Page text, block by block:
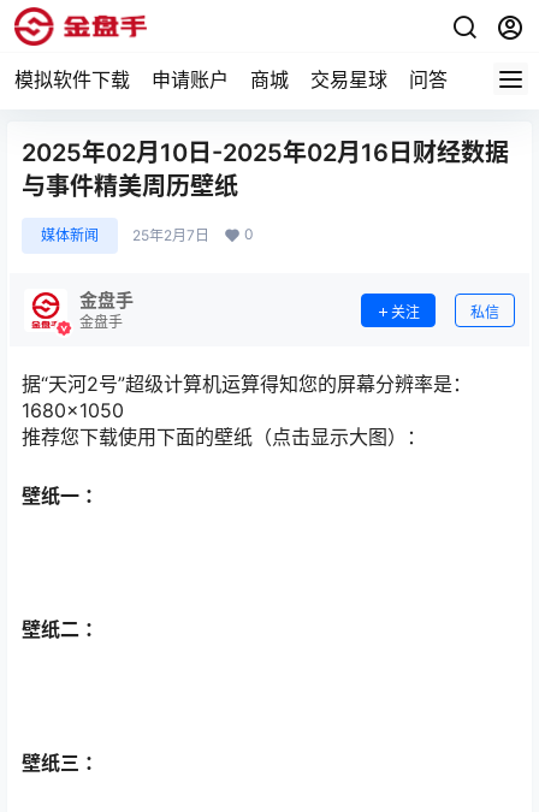
模拟软件下载 申请账户 商城 交易星球 问答 专题
2025年02月10日-2025年02月16日财经数据
与事件精美周历壁纸
媒体新闻 25年2月7日 0
金盘手
金盘手
关注 私信
据“天河2号”超级计算机运算得知您的屏幕分辨率是：
1680×1050
推荐您下载使用下面的壁纸（点击显示大图）：
壁纸一 ：
壁纸二 ：
壁纸三 ：